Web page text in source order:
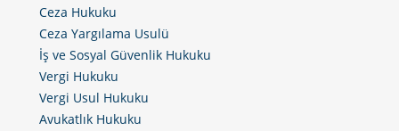
Ceza Hukuku
Ceza Yargılama Usulü
İş ve Sosyal Güvenlik Hukuku
Vergi Hukuku
Vergi Usul Hukuku
Avukatlık Hukuku